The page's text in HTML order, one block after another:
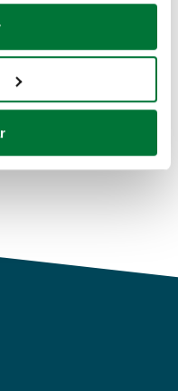
ubicación geográfica
activamente
(huellas
se procesan sus
del sitio web con
publicidad y análisis